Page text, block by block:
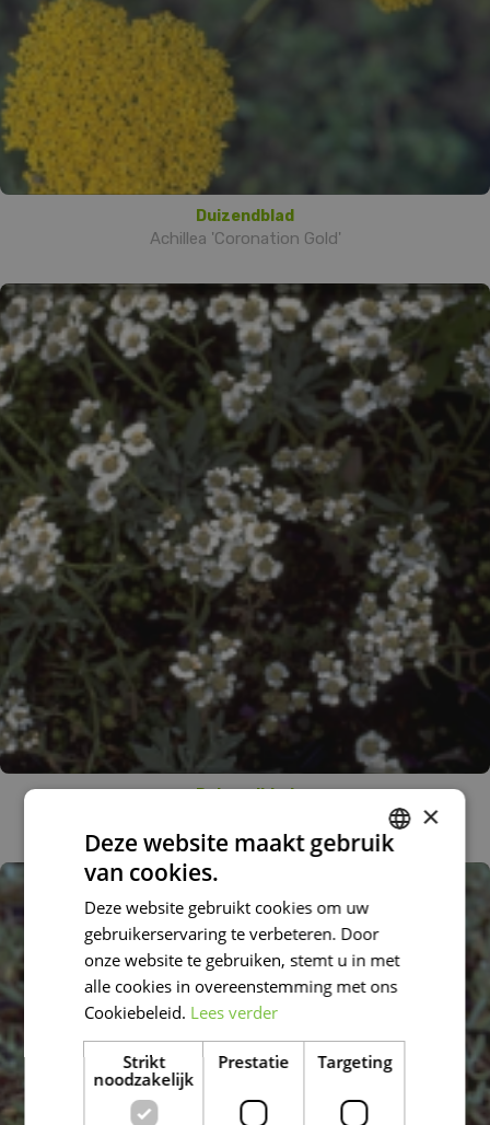
Duizendblad
Achillea 'Coronation Gold'
Duizendblad
×
Deze website maakt gebruik
van cookies.
Deze website gebruikt cookies om uw
gebruikerservaring te verbeteren. Door
onze website te gebruiken, stemt u in met
alle cookies in overeenstemming met ons
Cookiebeleid. Lees verder
Strikt
noodzakelijk
Prestatie Targeting